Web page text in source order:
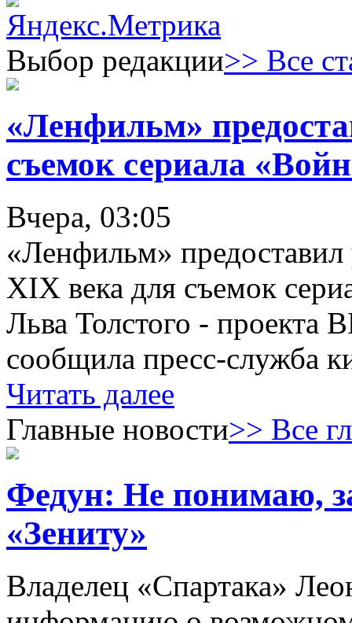
Выбор редакции>> Все
«Ленфильм»
съемок сериала
Вчера, 03:05
«Ленфильм»
XIX века для съемок
Льва Толстого - проекта
сообщила пресс-служба
Читать далее
Главные новости>> Все
Федун: Не понимаю,
«Зениту»
Владелец «Спартака»